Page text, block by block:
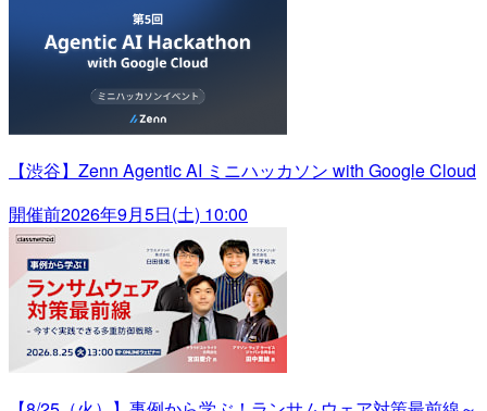
【渋谷】Zenn Agentic AI ミニハッカソン with Google Cloud
開催前2026年9月5日(土) 10:00